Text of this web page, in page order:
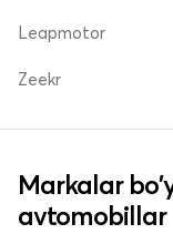
Leapmotor
Zeekr
Markalar
avtomobillar